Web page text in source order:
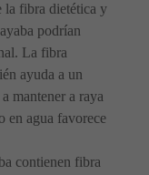
la fibra dietética y
podrían
La fibra
ayuda a un
mantener a raya
en agua favorece
contienen fibra